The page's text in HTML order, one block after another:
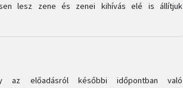
lesz zene és zenei kihívás elé is állítjuk
az előadásról későbbi időpontban való